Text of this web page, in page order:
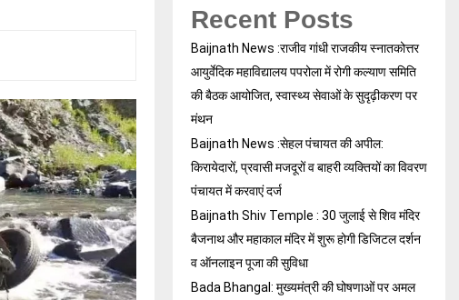
Recent Posts
Baijnath News :राजीव गांधी राजकीय स्नातकोत्तर
आयुर्वेदिक महाविद्यालय पपरोला में रोगी कल्याण समिति
की बैठक आयोजित, स्वास्थ्य सेवाओं के सुदृढ़ीकरण पर
मंथन
Baijnath News :सेहल पंचायत की अपील:
किरायेदारों, प्रवासी मजदूरों व बाहरी व्यक्तियों का विवरण
पंचायत में करवाएं दर्ज
Baijnath Shiv Temple : 30 जुलाई से शिव मंदिर
बैजनाथ और महाकाल मंदिर में शुरू होगी डिजिटल दर्शन
व ऑनलाइन पूजा की सुविधा
Bada Bhangal: मुख्यमंत्री की घोषणाओं पर अमल